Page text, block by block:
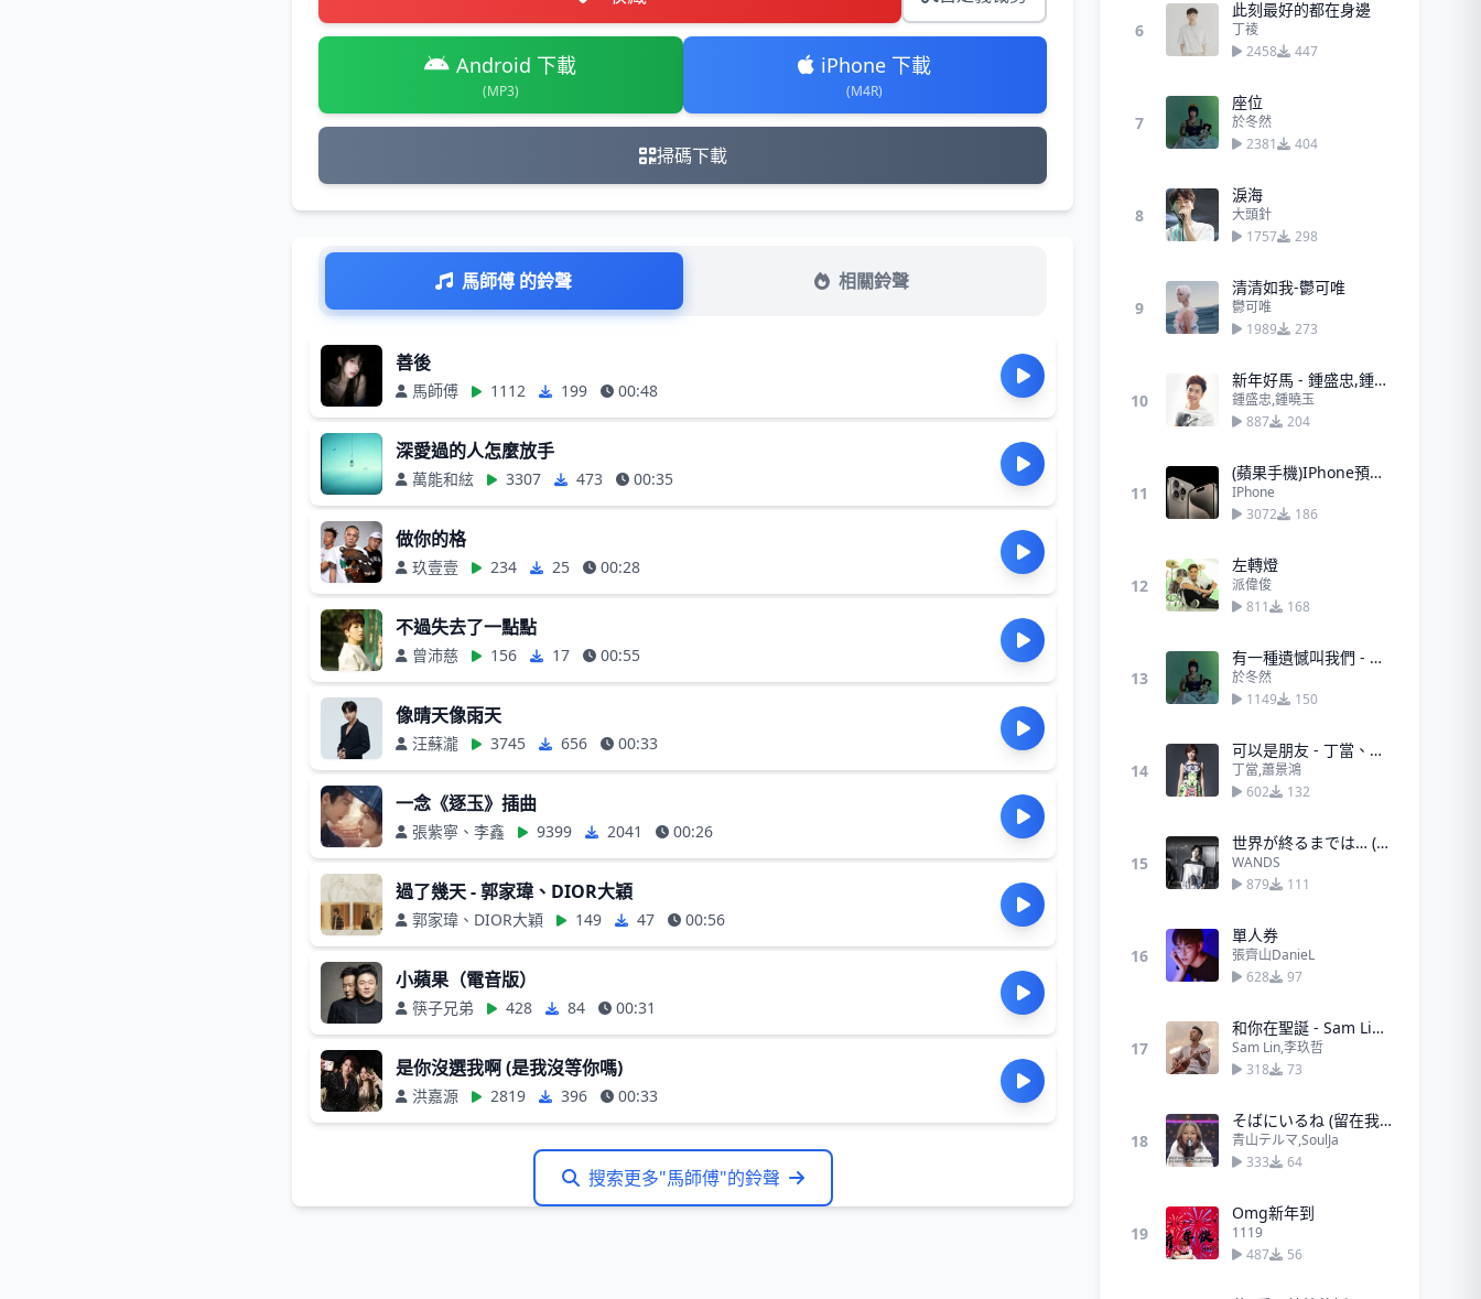
Android 下載
(MP3)
iPhone 下載
(M4R)
掃碼下載
馬師傅 的鈴聲 相關鈴聲
善後
馬師傅 1112 199 00:48
深愛過的人怎麼放手
萬能和絃 3307 473 00:35
做你的格
玖壹壹 234 25 00:28
不過失去了一點點
曾沛慈 156 17 00:55
像晴天像雨天
汪蘇瀧 3745 656 00:33
一念《逐玉》插曲
張紫寧、李鑫 9399 2041 00:26
過了幾天 - 郭家瑋、DIOR大穎
郭家瑋、DIOR大穎 149 47 00:56
小蘋果（電音版）
筷子兄弟 428 84 00:31
是你沒選我啊 (是我沒等你嗎)
洪嘉源 2819 396 00:33
搜索更多"馬師傅"的鈴聲
6
此刻最好的都在身邊
丁祾
2458
447
7
座位
於冬然
2381
404
8
淚海
大頭針
1757
298
9
清清如我-鬱可唯
鬱可唯
1989
273
10
新年好馬 - 鍾盛忠,鍾曉玉
鍾盛忠,鍾曉玉
887
204
11
(蘋果手機)IPhone預設來電
IPhone
3072
186
12
左轉燈
派偉俊
811
168
13
有一種遺憾叫我們 - 於冬然
於冬然
1149
150
14
可以是朋友 - 丁當、蕭景鴻
丁當,蕭景鴻
602
132
15
世界が終るまでは… (直到世界盡頭) - WANDS
WANDS
879
111
16
單人券
張齊山DanieL
628
97
17
和你在聖誕 - Sam Lin、李玖哲
Sam Lin,李玖哲
318
73
18
そばにいるね (留在我身邊)
青山テルマ,SoulJa
333
64
19
Omg新年到
1119
487
56